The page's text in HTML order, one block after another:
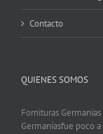
Contacto
QUIENES SOMOS
Fornituras
Germaníasfue poco